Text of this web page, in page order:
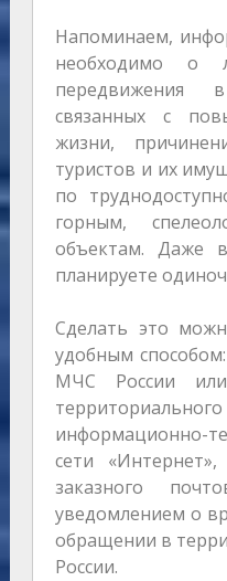
Напоминаем,
необходимо о
передвижения
связанных с
жизни,
туристов и их
по
горным,
объектам. Даже
планируете
Сделать это
удобным
МЧС России
информационно-
сети
заказного
уведомлением о
обращении в
России.